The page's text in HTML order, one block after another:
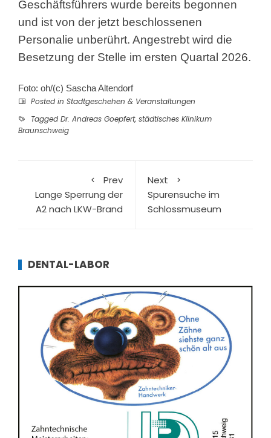
Geschäftsführers wurde bereits begonnen
und ist von der jetzt beschlossenen
Personalie unberührt. Angestrebt wird die
Besetzung der Stelle im ersten Quartal 2026.
Foto: oh/(c) Sascha Altendorf
Posted in Stadtgeschehen & Veranstaltungen
Tagged Dr. Andreas Goepfert, städtisches Klinikum
Braunschweig
Prev
Lange Sperrung der
A2 nach LKW-Brand
Next
Spurensuche im
Schlossmuseum
DENTAL-LABOR